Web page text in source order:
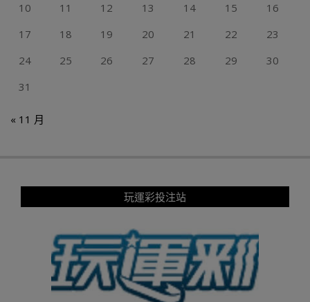
10
11 12 13 14 15
16
17
18 19 20 21 22
23
24
25 26 27 28 29
30
31
« 11 月
玩運彩投注站